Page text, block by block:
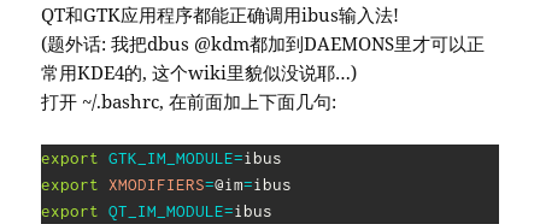
QT和GTK应用程序都能正确调用ibus输入法!
(题外话: 我把dbus @kdm都加到DAEMONS里才可以正
常用KDE4的, 这个wiki里貌似没说耶…)
打开 ~/.bashrc, 在前面加上下面几句:
export GTK_IM_MODULE=
export XMODIFIERS=@im=
export QT_IM_MODULE=